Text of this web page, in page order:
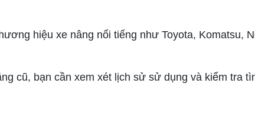
hiệu xe nâng nổi tiếng như Toyota, Komatsu,
cũ, bạn cần xem xét lịch sử sử dụng và kiểm tra